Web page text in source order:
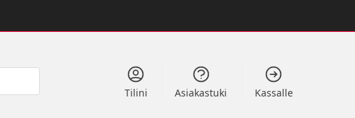
Tilini Asiakastuki Kassalle